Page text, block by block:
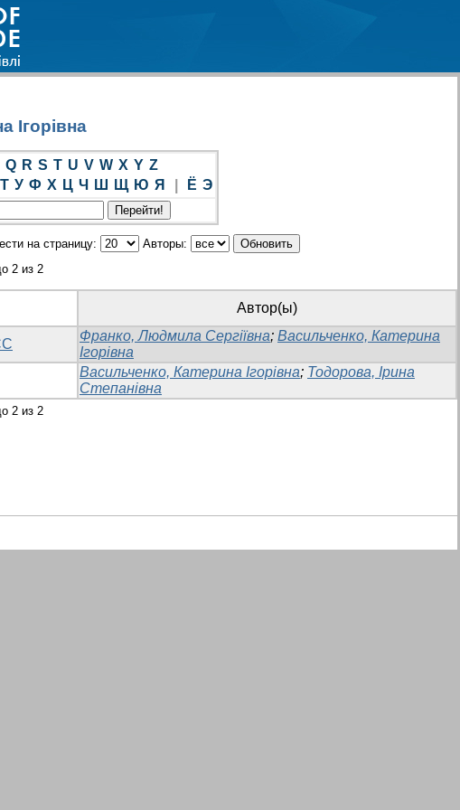
Ігорівна
Q R S T U V W X Y Z
Т У Ф Х Ц Ч Ш Щ Ю Я Ё Э
на страницу:
Авторы:
2 из 2
Автор(ы)
Франко, Людмила Сергіївна; Васильченко, Катерина
Ігорівна
Васильченко, Катерина Ігорівна; Тодорова, Ірина
Степанівна
2 из 2